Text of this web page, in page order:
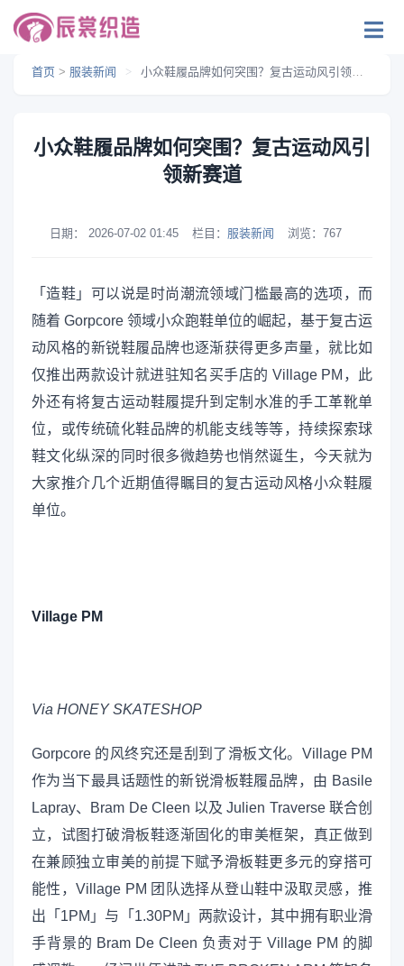
首页 > 服装新闻 > 小众鞋履品牌如何突围？复古运动风引领新赛道
小众鞋履品牌如何突围？复古运动风引
领新赛道
日期： 2026-07-02 01:45 栏目： 服装新闻 浏览： 767
「造鞋」可以说是时尚潮流领域门槛最高的选项，而
随着 Gorpcore 领域小众跑鞋单位的崛起，基于复古运
动风格的新锐鞋履品牌也逐渐获得更多声量，就比如
仅推出两款设计就进驻知名买手店的 Village PM，此
外还有将复古运动鞋履提升到定制水准的手工革靴单
位，或传统硫化鞋品牌的机能支线等等，持续探索球
鞋文化纵深的同时很多微趋势也悄然诞生，今天就为
大家推介几个近期值得瞩目的复古运动风格小众鞋履
单位。
Village PM
Via HONEY SKATESHOP
Gorpcore 的风终究还是刮到了滑板文化。Village PM
作为当下最具话题性的新锐滑板鞋履品牌，由 Basile
Lapray、Bram De Cleen 以及 Julien Traverse 联合创
立，试图打破滑板鞋逐渐固化的审美框架，真正做到
在兼顾独立审美的前提下赋予滑板鞋更多元的穿搭可
能性，Village PM 团队选择从登山鞋中汲取灵感，推
出「1PM」与「1.30PM」两款设计，其中拥有职业滑
手背景的 Bram De Cleen 负责对于 Village PM 的脚